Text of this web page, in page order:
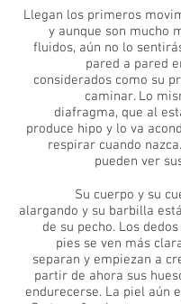
Llegan los primeros
y aunque son mucho
fluidos, aún no lo
pared a pared
considerados como su
caminar. Lo
diafragma, que al
produce hipo y lo va
respirar cuando
pueden ver
Su cuerpo y su
alargando y su barbilla
de su pecho. Los
pies se ven más
separan y empiezan a
partir de ahora sus
endurecerse. La piel aún